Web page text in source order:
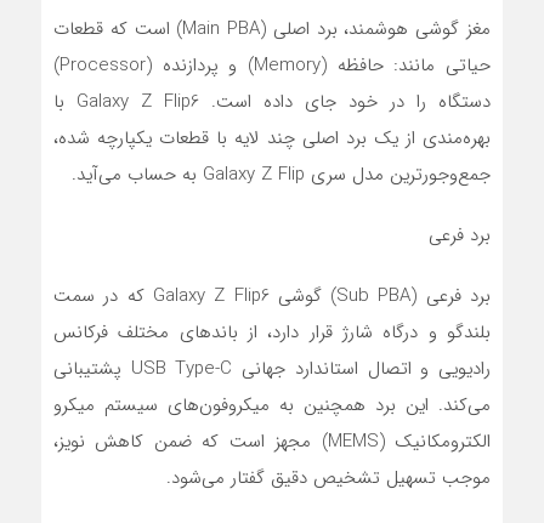
مغز گوشی هوشمند، برد اصلی (Main PBA) است که قطعات
حیاتی مانند: حافظه (Memory) و پردازنده (Processor)
دستگاه را در خود جای داده است. Galaxy Z Flip6 با
بهره‌مندی از یک برد اصلی چند لایه با قطعات یکپارچه شده،
جمع‌وجورترین مدل سری Galaxy Z Flip به حساب می‌آید.
برد فرعی
برد فرعی (Sub PBA) گوشی Galaxy Z Flip6 که در سمت
بلندگو و درگاه شارژ قرار دارد، از باندهای مختلف فرکانس
رادیویی و اتصال استاندارد جهانی USB Type-C پشتیبانی
می‌کند. این برد همچنین به میکروفون‌های سیستم میکرو
الکترومکانیک (MEMS) مجهز است که ضمن کاهش نویز،
موجب تسهیل تشخیص دقیق گفتار می‌شود.